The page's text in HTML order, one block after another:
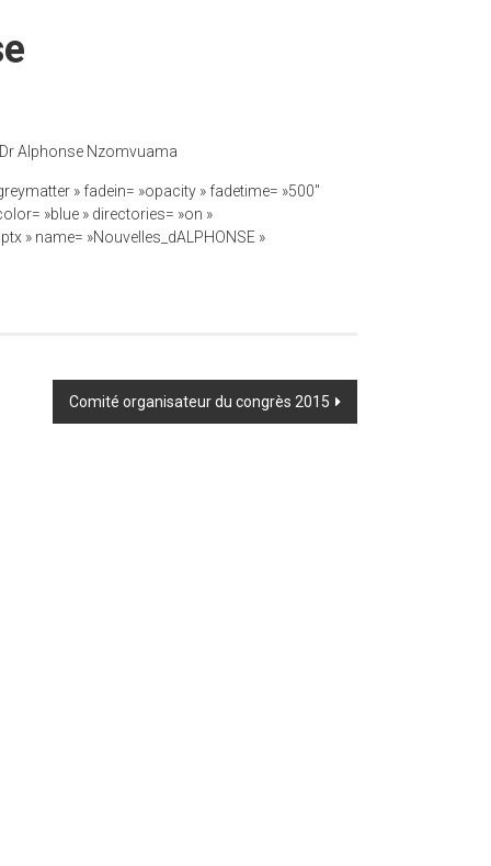
Alphonse Nzomvuama
» fadein= »opacity » fadetime= »500″
»blue » directories= »on »
» name= »Nouvelles_dALPHONSE »
Comité organisateur du congrès 2015